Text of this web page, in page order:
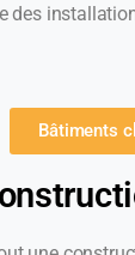
des
Bâtiments